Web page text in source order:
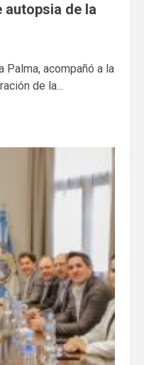
autopsia de la
Palma, acompañó a la
de la...